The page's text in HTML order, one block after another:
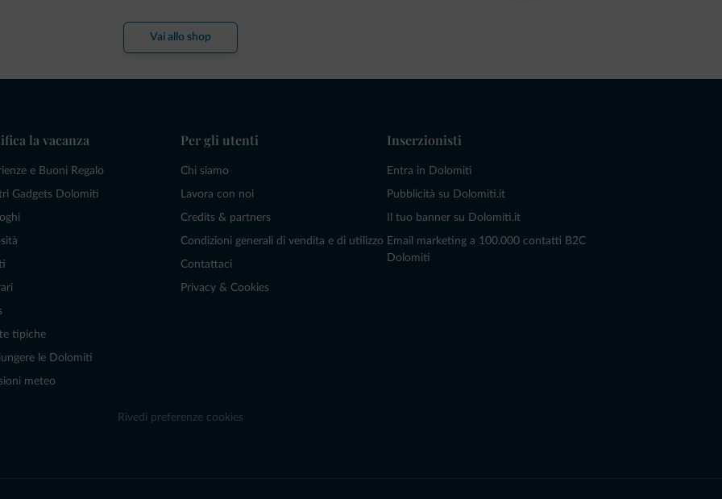
Vai allo shop
la vacanza
e Buoni Regalo
Gadgets Dolomiti
tipiche
le Dolomiti
meteo
Per gli utenti
Chi siamo
Lavora con noi
Credits & partners
Condizioni generali di vendita e di utilizzo
Contattaci
Privacy & Cookies
Inserzionisti
Entra in Dolomiti
Pubblicità su Dolomiti.it
Il tuo banner su Dolomiti.it
Email marketing a 100.000 contatti B2C
Dolomiti
Rivedi preferenze cookies